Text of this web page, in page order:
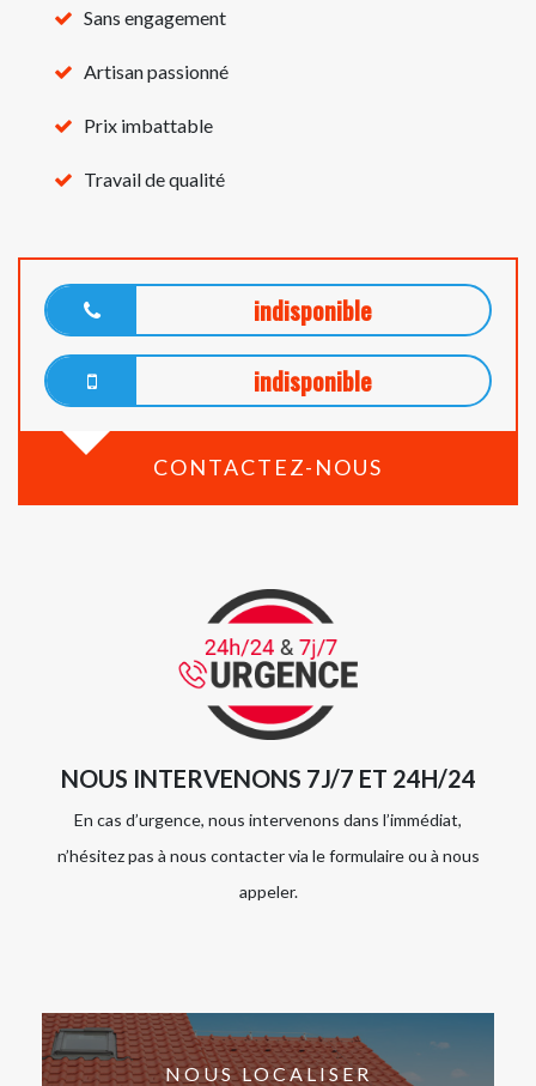
Sans engagement
Artisan passionné
Prix imbattable
Travail de qualité
indisponible
indisponible
CONTACTEZ-NOUS
NOUS INTERVENONS 7J/7 ET 24H/24
En cas d’urgence, nous intervenons dans l’immédiat,
n’hésitez pas à nous contacter via le formulaire ou à nous
appeler.
NOUS LOCALISER